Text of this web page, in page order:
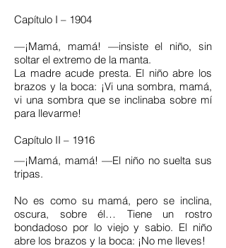
Capítulo I – 1904
—¡Mamá, mamá! —insiste el niño, sin
soltar el extremo de la manta.
La madre acude presta. El niño abre los
brazos y la boca: ¡Vi una sombra, mamá,
vi una sombra que se inclinaba sobre mí
para llevarme!
Capítulo II – 1916
—¡Mamá, mamá! —El niño no suelta sus
tripas.
No es como su mamá, pero se inclina,
oscura, sobre él… Tiene un rostro
bondadoso por lo viejo y sabio. El niño
abre los brazos y la boca: ¡No me lleves!